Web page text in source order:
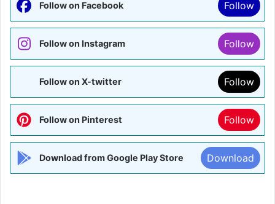
Follow on Facebook Follow
Follow on Instagram Follow
Follow on X-twitter Follow
Follow on Pinterest Follow
Download from Google Play Store Download